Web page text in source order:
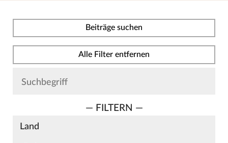
Beiträge suchen
Alle Filter entfernen
— FILTERN —
Land